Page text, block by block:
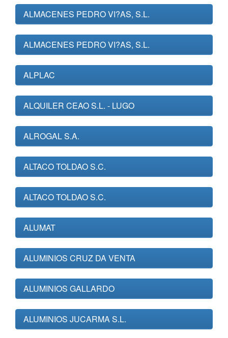
ALMACENES PEDRO VI?AS, S.L.
ALMACENES PEDRO VI?AS, S.L.
ALPLAC
ALQUILER CEAO S.L. - LUGO
ALROGAL S.A.
ALTACO TOLDAO S.C.
ALTACO TOLDAO S.C.
ALUMAT
ALUMINIOS CRUZ DA VENTA
ALUMINIOS GALLARDO
ALUMINIOS JUCARMA S.L.